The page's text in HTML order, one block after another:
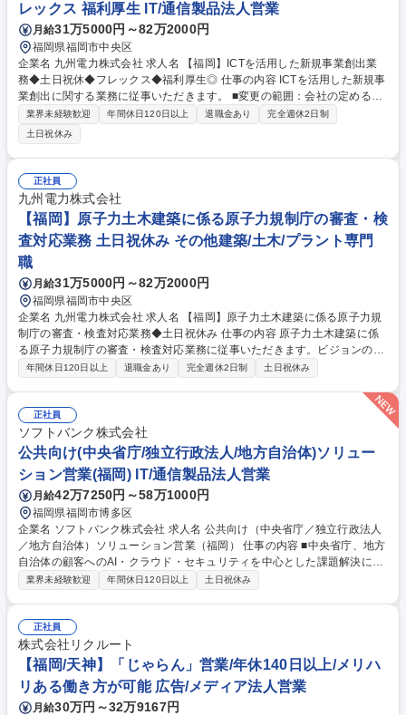
レックス 福利厚生 IT/通信製品法人営業
月給31万5000円～82万2000円
福岡県福岡市中央区
企業名 九州電力株式会社 求人名 【福岡】ICTを活用した新規事業創出業
務◆土日祝休◆フレックス◆福利厚生◎ 仕事の内容 ICTを活用した新規事
業創出に関する業務に従事いただきます。 ■変更の範囲：会社の定める業
務 【成長や挑戦を後押しする環境】個人の思い（Will）と九電グループの
ビジョンを結び付け、人と組織が共に成長しながら価値創出につなげてい
く人的資本経営を推進しています。事業を支える専門力の向上に加え、社
員の自律的な成長と学びを支援する教育・研修の充実、多様な人材が活躍
できる環境をつくるための人事評価・処遇制度の見直しなど、自律的な成
長・挑戦を支援する環境整備にも積極的に取り組んでいます。 募集職種
【福岡】ICTを活用した新規事業創出業務◆土日祝休◆フレックス◆福利
厚生◎
業界未経験歓迎 年間休日120日以上 退職金あり
完全週休2日制
土日祝休み
正社員
九州電力株式会社
【福岡】原子力土木建築に係る原子力規制庁の審査・検
査対応業務 土日祝休み その他建築/土木/プラント専門
職
月給31万5000円～82万2000円
福岡県福岡市中央区
企業名 九州電力株式会社 求人名 【福岡】原子力土木建築に係る原子力規
制庁の審査・検査対応業務◆土日祝休み 仕事の内容 原子力土木建築に係
る原子力規制庁の審査・検査対応業務に従事いただきます。ビジョンの実
現に向け、カーボンマイナスや新事業への進出など、私たちと共に新たな
津波・火山等）に係る原子力規制庁の審査対応 ・耐震・耐津波設計に係る
原子力規制庁の審査対応 ・原子力発電所工事に係る原子力規制庁の検査対
応 ■変更の範囲：会社の定める業務 募集職種 【福岡】原子力土木建築に
係る原子力規制庁の審査・検査対応業務◆土日祝休み
年間休日120日以上 退職金あり 完全週休2日制 土日祝休み
正社員
ソフトバンク株式会社
公共向け(中央省庁/独立行政法人/地方自治体)ソリュー
ション営業(福岡) IT/通信製品法人営業
月給42万7250円～58万1000円
福岡県福岡市博多区
企業名 ソフトバンク株式会社 求人名 公共向け（中央省庁／独立行政法人
／地方自治体）ソリューション営業（福岡） 仕事の内容 ■中央省庁、地方
自治体の顧客へのAI・クラウド・セキュリティを中心とした課題解決に向
けた提案から受注活動■中央省庁、地方自治体の顧客の既存事業の拡大に
査 ■顧客との関係性の構築に向けた戦略の検討 ■顧客の課題に即したソリ
ューション提案 ■既存の取引に関するフォローアップ対応 募集職種 公共
向け（中央省庁／独立行政法人／地方自治体）ソリューション営業（福
岡）
業界未経験歓迎 年間休日120日以上 土日祝休み
正社員
株式会社リクルート
【福岡/天神】「じゃらん」営業/年休140日以上/メリハ
リある働き方が可能 広告/メディア法人営業
月給30万円～32万9167円